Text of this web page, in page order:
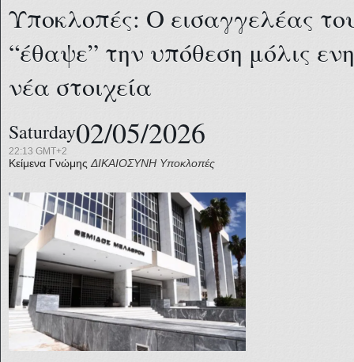
Υποκλοπές: Ο εισαγγελέας
“έθαψε” την υπόθεση μόλις
νέα στοιχεία
Saturday02/05/2026
22:13 GMT+2
Κείμενα Γνώμης ΔΙΚΑΙΟΣΥΝΗ Υποκλοπές